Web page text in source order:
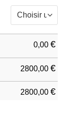
0,00 €
2800,00 €
2800,00 €